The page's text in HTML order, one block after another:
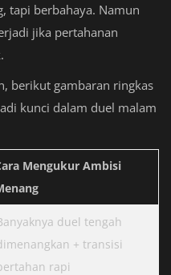
tapi berbahaya. Namun
jika pertahanan
berikut gambaran ringkas
kunci dalam duel malam
Mengukur Ambisi
duel tengah
+ transisi
rapi